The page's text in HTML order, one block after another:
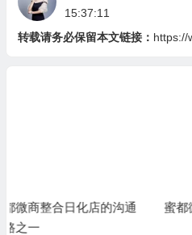
15:37:11
转载请务必保留本文链接： https://
蜜都微商春节资源整合指南